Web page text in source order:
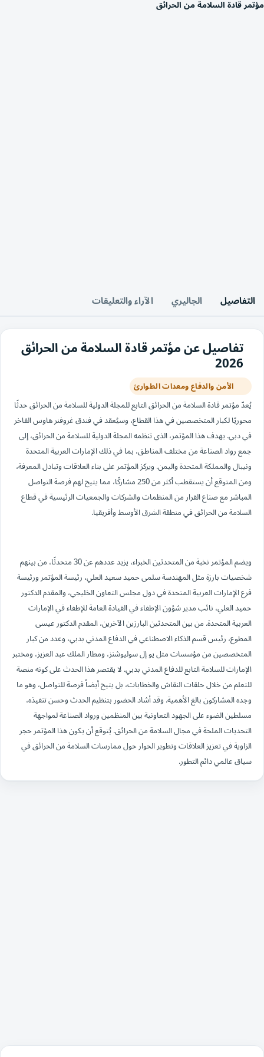
مؤتمر قادة السلامة من الحرائق
التفاصيل الجاليري الآراء والتعليقات
تفاصيل عن مؤتمر قادة السلامة من الحرائق
2026
الأمن والدفاع ومعدات الطوارئ
يُعدّ مؤتمر قادة السلامة من الحرائق التابع للمجلة الدولية للسلامة من الحرائق حدثًا
محوريًا لكبار المتخصصين في هذا القطاع، وسيُعقد في فندق غروفنر هاوس الفاخر
في دبي. يهدف هذا المؤتمر، الذي تنظمه المجلة الدولية للسلامة من الحرائق، إلى
جمع رواد الصناعة من مختلف المناطق، بما في ذلك الإمارات العربية المتحدة
ونيبال والمملكة المتحدة واليمن. ويركز المؤتمر على بناء العلاقات وتبادل المعرفة،
ومن المتوقع أن يستقطب أكثر من 250 مشاركًا، مما يتيح لهم فرصة التواصل
المباشر مع صناع القرار من المنظمات والشركات والجمعيات الرئيسية في قطاع
السلامة من الحرائق في منطقة الشرق الأوسط وأفريقيا.
ويضم المؤتمر نخبة من المتحدثين الخبراء، يزيد عددهم عن 30 متحدثًا، من بينهم
شخصيات بارزة مثل المهندسة سلمى حميد سعيد العلي، رئيسة المؤتمر ورئيسة
فرع الإمارات العربية المتحدة في دول مجلس التعاون الخليجي، والمقدم الدكتور
حميد العلي، نائب مدير شؤون الإطفاء في القيادة العامة للإطفاء في الإمارات
العربية المتحدة. من بين المتحدثين البارزين الآخرين، المقدم الدكتور عيسى
المطوع، رئيس قسم الذكاء الاصطناعي في الدفاع المدني بدبي، وعدد من كبار
المتخصصين من مؤسسات مثل يو إل سوليوشنز، ومطار الملك عبد العزيز، ومختبر
الإمارات للسلامة التابع للدفاع المدني بدبي. لا يقتصر هذا الحدث على كونه منصة
للتعلم من خلال حلقات النقاش والخطابات، بل يتيح أيضاً فرصة للتواصل، وهو ما
وجده المشاركون بالغ الأهمية. وقد أشاد الحضور بتنظيم الحدث وحسن تنفيذه،
مسلطين الضوء على الجهود التعاونية بين المنظمين ورواد الصناعة لمواجهة
التحديات الملحة في مجال السلامة من الحرائق. يُتوقع أن يكون هذا المؤتمر حجر
الزاوية في تعزيز العلاقات وتطوير الحوار حول ممارسات السلامة من الحرائق في
سياق عالمي دائم التطور.